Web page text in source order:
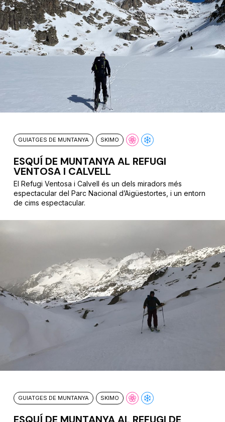
GUIATGES DE MUNTANYA SKIMO
ESQUÍ DE MUNTANYA AL REFUGI
VENTOSA I CALVELL
El Refugi Ventosa i Calvell és un dels miradors més
espectacular del Parc Nacional d’Aigüestortes, i un entorn
de cims espectacular.
GUIATGES DE MUNTANYA SKIMO